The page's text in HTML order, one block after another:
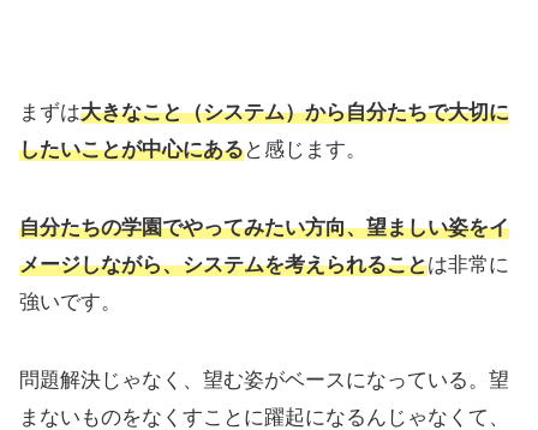
まずは大きなこと（システム）から自分たちで大切に
したいことが中心にあると感じます。
自分たちの学園でやってみたい方向、望ましい姿をイ
メージしながら、システムを考えられることは非常に
強いです。
問題解決じゃなく、望む姿がベースになっている。望
まないものをなくすことに躍起になるんじゃなくて、